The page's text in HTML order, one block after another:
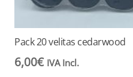
Pack 20 velitas cedarwood
6,00€ IVA Incl.